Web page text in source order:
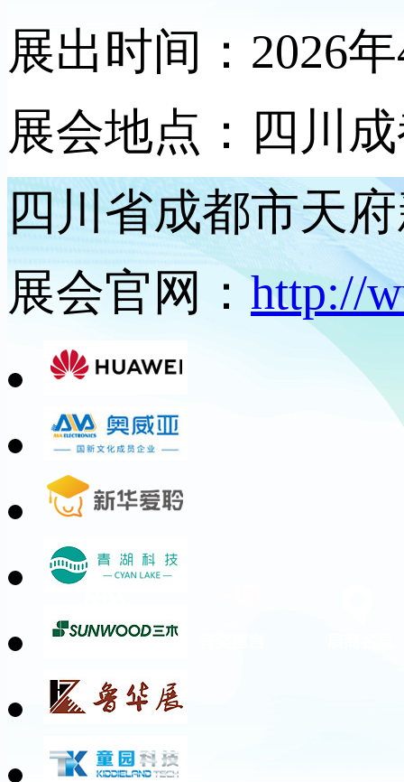
展出时间：2026
展会地点：四川
四川省成都市天
展会官网：http://